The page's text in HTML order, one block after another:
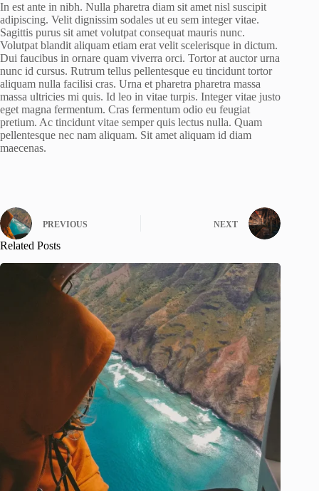
In est ante in nibh. Nulla pharetra diam sit amet nisl suscipit
adipiscing. Velit dignissim sodales ut eu sem integer vitae.
Sagittis purus sit amet volutpat consequat mauris nunc.
Volutpat blandit aliquam etiam erat velit scelerisque in dictum.
Dui faucibus in ornare quam viverra orci. Tortor at auctor urna
nunc id cursus. Rutrum tellus pellentesque eu tincidunt tortor
aliquam nulla facilisi cras. Urna et pharetra pharetra massa
massa ultricies mi quis. Id leo in vitae turpis. Integer vitae justo
eget magna fermentum. Cras fermentum odio eu feugiat
pretium. Ac tincidunt vitae semper quis lectus nulla. Quam
pellentesque nec nam aliquam. Sit amet aliquam id diam
maecenas.
PREVIOUS NEXT
Related Posts